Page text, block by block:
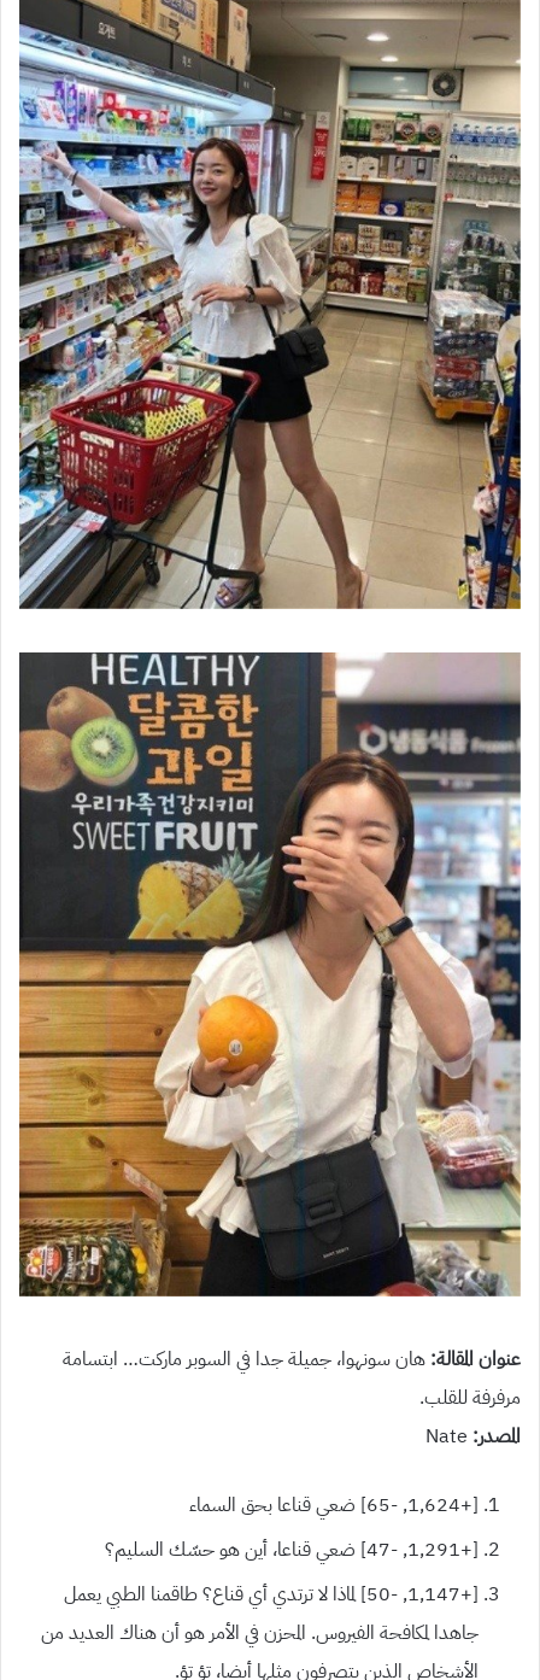
عنوان المقالة: هان سونهوا، جميلة جدا في السوبر ماركت… ابتسامة
مرفرفة للقلب.
المصدر:
[+1,624, -65] ضعي قناعا بحق السماء
[+1,291, -47] ضعي قناعا، أين هو حسّك السليم؟
[+1,147, -50] لماذا لا ترتدي أي قناع؟ طاقمنا الطبي يعمل
جاهدا لمكافحة الفيروس. المحزن في الأمر هو أن هناك العديد من
الأشخاص الذين يتصرفون مثلها أيضا، تؤ تؤ.